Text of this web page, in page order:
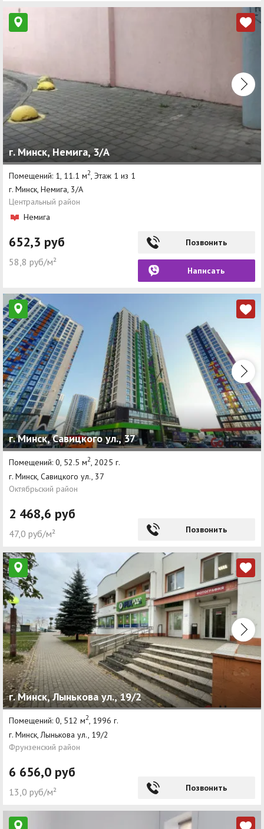
г. Минск, Немига, 3/А
Помещений: 1, 11.1 м2 , Этаж 1 из 1
г. Минск, Немига, 3/А
Центральный район
Немига
652,3 руб
58,8 руб/м²
Позвонить
Написать
г. Минск, Савицкого ул., 37
Помещений: 0, 52.5 м2, 2025 г.
г. Минск, Савицкого ул., 37
Октябрьский район
2 468,6 руб
47,0 руб/м² Позвонить
г. Минск, Лынькова ул., 19/2
Помещений: 0, 512 м2, 1996 г.
г. Минск, Лынькова ул., 19/2
Фрунзенский район
6 656,0 руб
13,0 руб/м² Позвонить